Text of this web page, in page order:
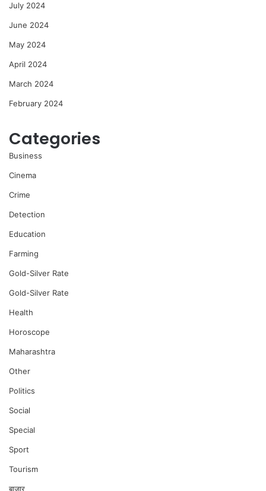
July 2024
June 2024
May 2024
April 2024
March 2024
February 2024
Categories
Business
Cinema
Crime
Detection
Education
Farming
Gold-Silver Rate
Gold-Silver Rate
Health
Horoscope
Maharashtra
Other
Politics
Social
Special
Sport
Tourism
बाजार